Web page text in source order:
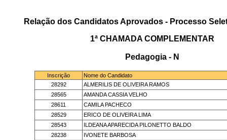
Relação dos Candidatos Aprovados - Processo
1ª CHAMADA COMPLEMENTAR
Pedagogia - N
Inscrição
Nome do Candidato
28292
ALMERILIS DE OLIVEIRA RAMOS
28565
AMANDA CASSIA VELHO
28611
CAMILA PACHECO
28529
ERICO DE OLIVEIRA LIMA
28543
ILDEANA APARECIDA PILONETTO BALDO
28238
IVONETE BARBOSA